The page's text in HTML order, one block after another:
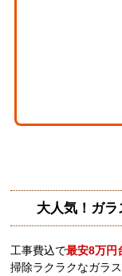
大人気！ガ
工事費込で最安8万円
掃除ラクラクなガラ